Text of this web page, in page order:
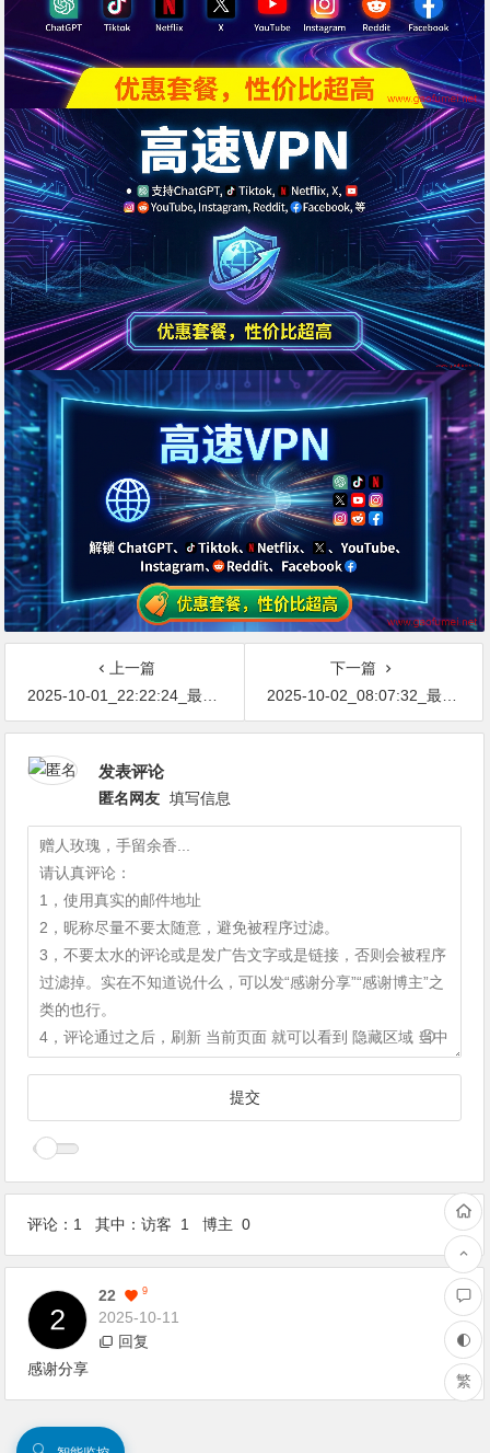
上一篇
2025-10-01_22:22:24_最新网络节点地址免费分享…不定期更新…开放免费分享（网络免费节点香港|日本|韩国|新加坡|台湾|马来西亚|…
下一篇
2025-10-02_08:07:32_最新网络节点地址免费分享…不定期更新…开放免费分享（网络免费节点香港|日本|韩国|新加坡|台湾|马来西亚|…
发表评论
匿名网友 填写信息
评论：1 其中：访客 1 博主 0
22 9
2025-10-11
1F
回复
感谢分享
繁